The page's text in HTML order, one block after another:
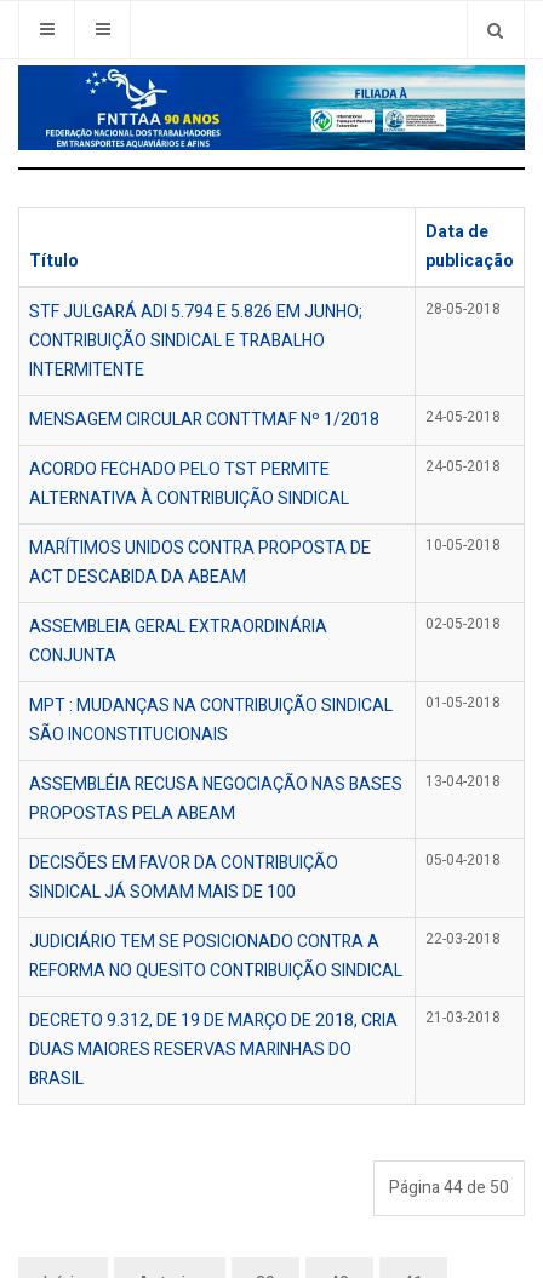
Título
Data de
publicação
STF JULGARÁ ADI 5.794 E 5.826 EM JUNHO;
CONTRIBUIÇÃO SINDICAL E TRABALHO
INTERMITENTE
28-05-2018
MENSAGEM CIRCULAR CONTTMAF Nº 1/2018 24-05-2018
ACORDO FECHADO PELO TST PERMITE
ALTERNATIVA À CONTRIBUIÇÃO SINDICAL
24-05-2018
MARÍTIMOS UNIDOS CONTRA PROPOSTA DE
ACT DESCABIDA DA ABEAM
10-05-2018
ASSEMBLEIA GERAL EXTRAORDINÁRIA
CONJUNTA
02-05-2018
MPT : MUDANÇAS NA CONTRIBUIÇÃO SINDICAL
SÃO INCONSTITUCIONAIS
01-05-2018
ASSEMBLÉIA RECUSA NEGOCIAÇÃO NAS BASES
PROPOSTAS PELA ABEAM
13-04-2018
DECISÕES EM FAVOR DA CONTRIBUIÇÃO
SINDICAL JÁ SOMAM MAIS DE 100
05-04-2018
JUDICIÁRIO TEM SE POSICIONADO CONTRA A
REFORMA NO QUESITO CONTRIBUIÇÃO SINDICAL
22-03-2018
DECRETO 9.312, DE 19 DE MARÇO DE 2018, CRIA
DUAS MAIORES RESERVAS MARINHAS DO
BRASIL
21-03-2018
Página 44 de 50